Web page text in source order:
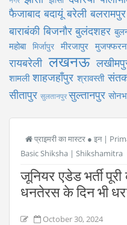
फैजाबाद बदायूं बरेली बलरामपुर
बाराबंकी बिजनौर बुलंदशहर
महोबा मिर्जापुर मीरजापुर
रायबरेली लखनऊ
शामली शाहजहाँपुर श्रावस्ती
सीतापुर सुलतानपुरसुल्तानपुर
प्राइमरी का मास्टर ● इन |
Basic Shiksha | Shikshamitra
जूनियर एडेड भर्ती
धनतेरस के दिन भी
October 30, 2024